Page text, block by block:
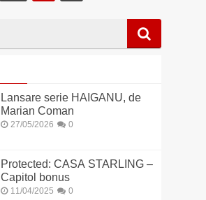
Lansare serie HAIGANU, de
Marian Coman
27/05/2026 0
Protected: CASA STARLING –
Capitol bonus
11/04/2025 0